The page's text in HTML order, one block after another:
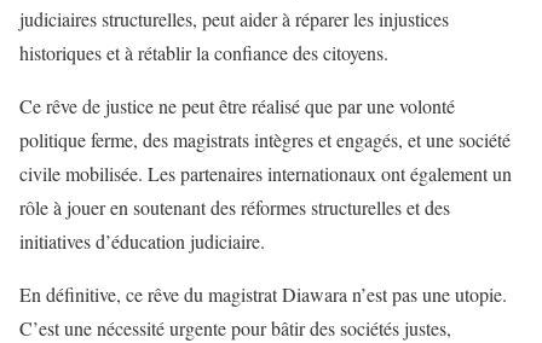
judiciaires structurelles, peut aider à réparer les injustices
historiques et à rétablir la confiance des citoyens.
Ce rêve de justice ne peut être réalisé que par une volonté
politique ferme, des magistrats intègres et engagés, et une société
civile mobilisée. Les partenaires internationaux ont également un
rôle à jouer en soutenant des réformes structurelles et des
initiatives d’éducation judiciaire.
En définitive, ce rêve du magistrat Diawara n’est pas une utopie.
C’est une nécessité urgente pour bâtir des sociétés justes,